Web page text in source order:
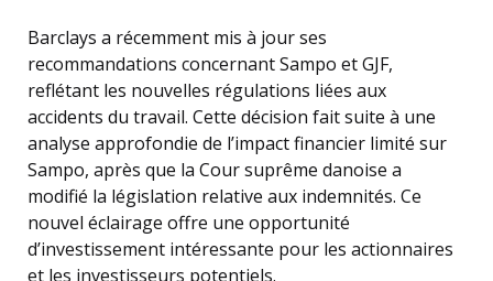
Barclays a récemment mis à jour ses
recommandations concernant Sampo et GJF,
reflétant les nouvelles régulations liées aux
accidents du travail. Cette décision fait suite à une
analyse approfondie de l’impact financier limité sur
Sampo, après que la Cour suprême danoise a
modifié la législation relative aux indemnités. Ce
nouvel éclairage offre une opportunité
d’investissement intéressante pour les actionnaires
et les investisseurs potentiels.